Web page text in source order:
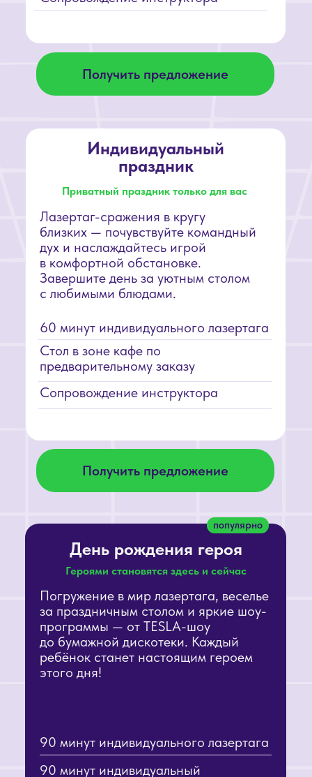
мероприятия
Получить предложение
Да,
мы продумали
всё до мелочей,
чтобы
вы наслаждались
главным — игрой
Каждая деталь —
для вашего
праздника